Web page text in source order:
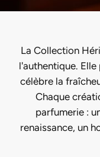
La Collection
l'authentique.
célèbre la
Chaque
parfumerie :
renaissance, un